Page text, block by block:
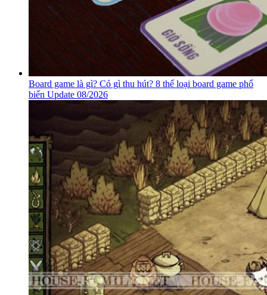
Board game là gì? Có gì thu hút? 8 thể loại board game phổ
biến Update 08/2026